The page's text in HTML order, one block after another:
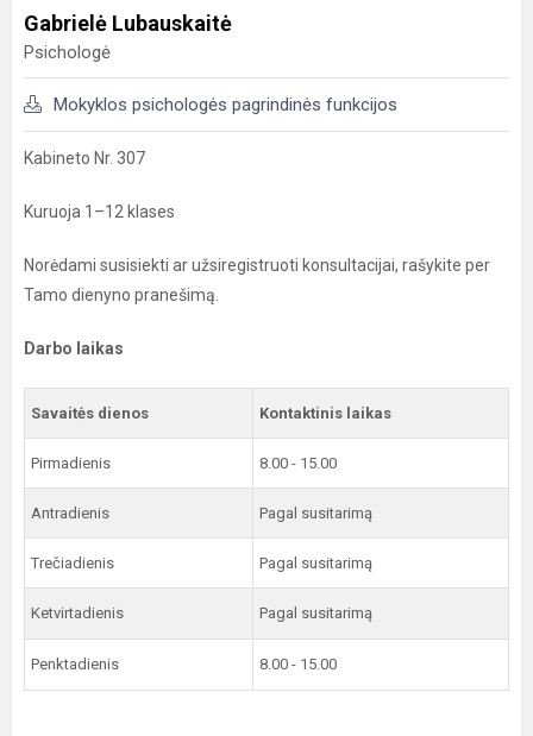
Gabrielė Lubauskaitė
Psichologė
Mokyklos psichologės pagrindinės funkcijos
Kabineto Nr. 307
Kuruoja 1–12 klases
Norėdami susisiekti ar užsiregistruoti konsultacijai, rašykite per
Tamo dienyno pranešimą.
Darbo laikas
Savaitės dienos Kontaktinis laikas
Pirmadienis 8.00 - 15.00
Antradienis Pagal susitarimą
Trečiadienis Pagal susitarimą
Ketvirtadienis Pagal susitarimą
Penktadienis 8.00 - 15.00